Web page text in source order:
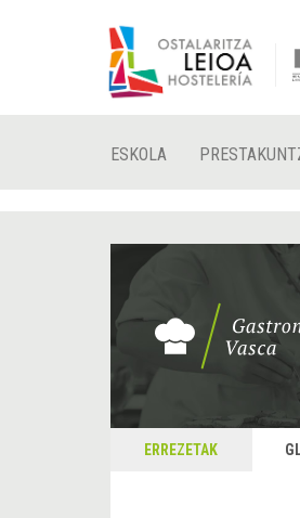
ESKOLA
ERREZETAK